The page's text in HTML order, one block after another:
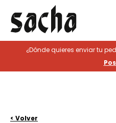
¿Dónde quieres enviar tu
< Volver